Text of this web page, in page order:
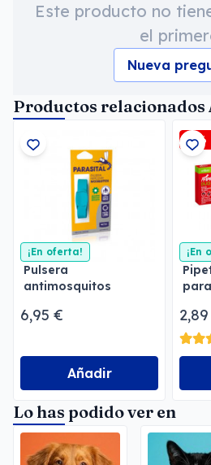
Este producto no
el
Nueva
Productos
¡En oferta!
Pulsera
antimosquitos
6,95 €
Añadir
-2%
¡En
Lo has podido ver en